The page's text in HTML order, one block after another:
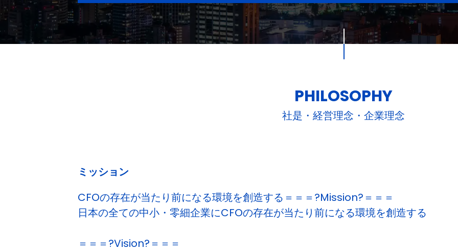
PHILOSOPHY
社是・経営理念・企業理念
ミッション
CFOの存在が当たり前になる環境を創造する＝＝＝?Mission?＝＝＝
日本の全ての中小・零細企業にCFOの存在が当たり前になる環境を創造する
＝＝＝?Vision?＝＝＝